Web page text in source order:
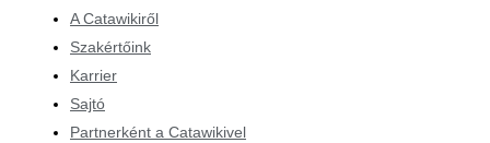
A Catawikiről
Szakértőink
Karrier
Sajtó
Partnerként a Catawikivel